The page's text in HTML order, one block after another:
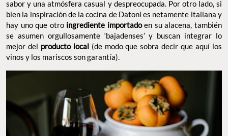
sabor y una atmósfera casual y despreocupada. Por otro lado, si
bien la inspiración de la cocina de Datoni es netamente italiana y
hay uno que otro ingrediente importadoen su alacena, también
se asumen orgullosamente ‘bajadenses’ y buscan integrar lo
mejor del producto local(de modo que sobra decir que aquí los
vinos y los mariscos son garantía).